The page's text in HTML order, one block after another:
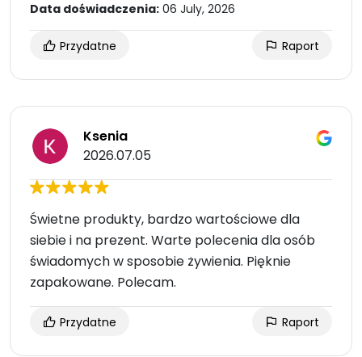
Data doświadczenia: 06 July, 2026
Przydatne Raport
Ksenia
2026.07.05
Świetne produkty, bardzo wartościowe dla
siebie i na prezent. Warte polecenia dla osób
świadomych w sposobie żywienia. Pięknie
zapakowane. Polecam.
Przydatne Raport